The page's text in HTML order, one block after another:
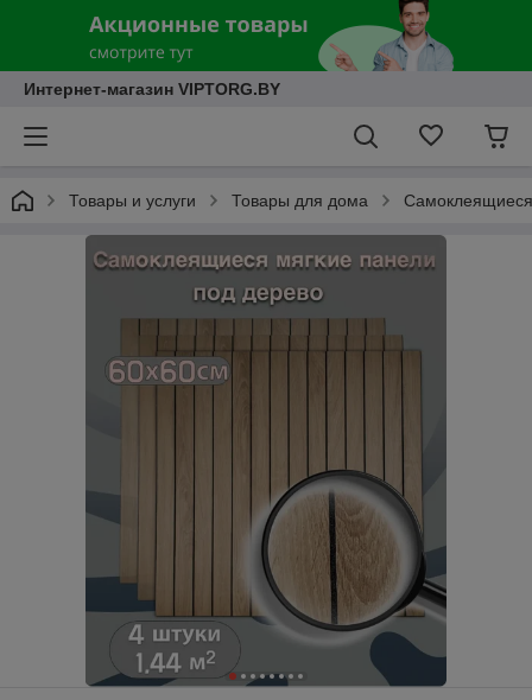
Интернет-магазин VIPTORG.BY
Товары и услуги Товары для дома